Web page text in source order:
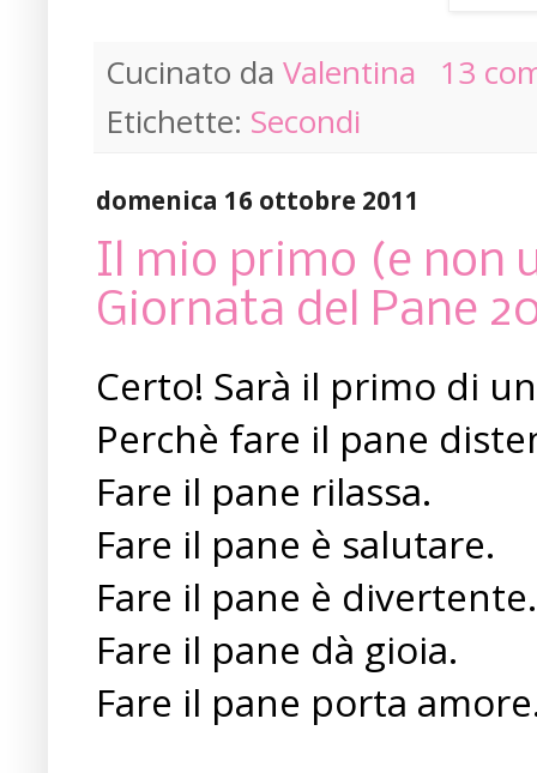
Cucinato da Valentina
13
Etichette: Secondi
domenica 16 ottobre 2011
Il mio primo (e non
Giornata del Pane
Certo! Sarà il primo di
Perchè fare il pane
Fare il pane rilassa.
Fare il pane è salutare.
Fare il pane è divertente.
Fare il pane dà gioia.
Fare il pane porta